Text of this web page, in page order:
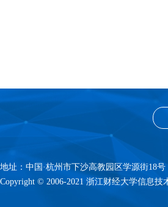
地址：中国·杭州市下沙高教园区学源街18
Copyright © 2006-2021 浙江财经大学信息技